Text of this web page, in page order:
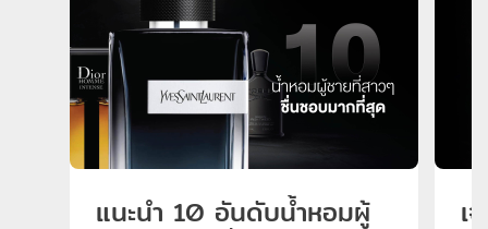
แนะนำ 10 อันดับน้ำหอมผู้
เ